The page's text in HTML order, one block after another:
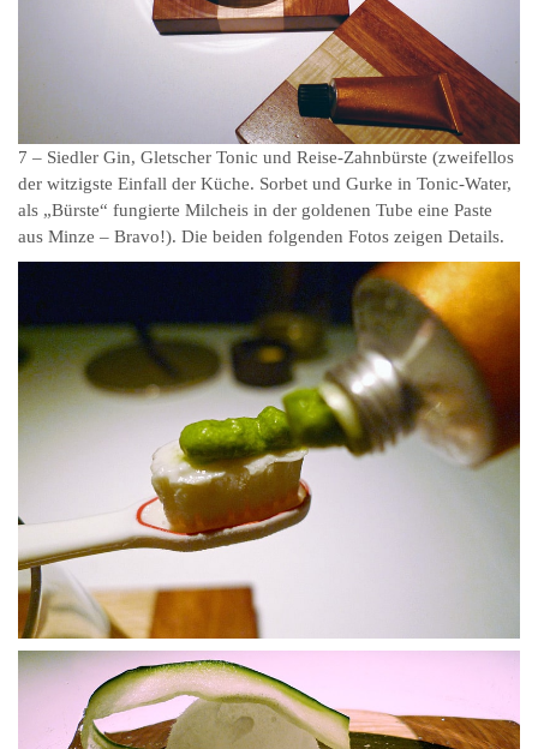
7 – Siedler Gin, Gletscher Tonic und Reise-Zahnbürste (zweifellos
der witzigste Einfall der Küche. Sorbet und Gurke in Tonic-Water,
als „Bürste“ fungierte Milcheis in der goldenen Tube eine Paste
aus Minze – Bravo!). Die beiden folgenden Fotos zeigen Details.